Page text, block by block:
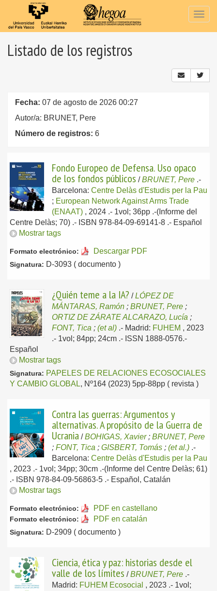
Listado de los registros
Fecha: 07 de agosto de 2026 00:27
Autor/a: BRUNET, Pere
Número de registros: 6
Fondo Europeo de Defensa. Uso opaco
de los fondos públicos /BRUNET, Pere .-
Barcelona: Centre Delàs d'Estudis per la Pau
; European Network Against Arms Trade
(ENAAT) , 2024 .- 1vol; 36pp .-(Informe del
Centre Delàs; 70) .- ISBN 978-84-09-69141-8 .- Español
Mostrar tags
Formato electrónico: Descargar PDF
Signatura: D-3093 ( documento )
¿Quién teme a la IA? /LÓPEZ DE
MÁNTARAS, Ramón ; BRUNET, Pere ;
ORTIZ DE ZÁRATE ALCARAZO, Lucía ;
FONT, Tica ; (et al) .- Madrid: FUHEM , 2023
.- 1vol; 84pp; 24cm .- ISSN 1888-0576.-
Español
Mostrar tags
Signatura: PAPELES DE RELACIONES ECOSOCIALES
Y CAMBIO GLOBAL, Nº164 (2023) 5pp-88pp ( revista )
Contra las guerras: Argumentos y
alternativas. A propósito de la Guerra de
Ucrania /BOHIGAS, Xavier; BRUNET, Pere
; FONT, Tica ; GISBERT, Tomás ; (et al.) .-
Barcelona: Centre Delàs d'Estudis per la Pau
, 2023 .- 1vol; 34pp; 30cm .-(Informe del Centre Delàs; 61)
.- ISBN 978-84-09-56863-5 .- Español, Catalán
Mostrar tags
Formato electrónico: PDF en castellano
Formato electrónico: PDF en catalán
Signatura: D-2909 ( documento )
Ciencia, ética y paz: historias desde el
valle de los límites /BRUNET, Pere .-
Madrid: FUHEM Ecosocial , 2023 .- 1vol;